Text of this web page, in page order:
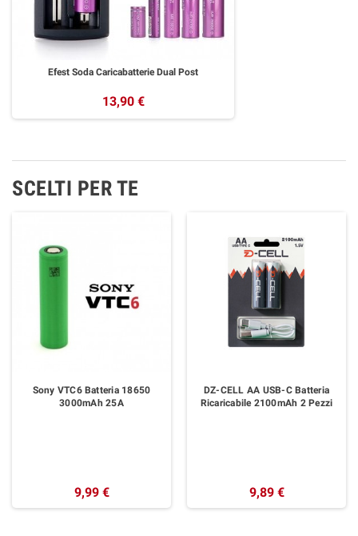
Efest Soda Caricabatterie Dual Post
13,90 €
SCELTI PER TE
Sony VTC6 Batteria 18650
3000mAh 25A
9,99 €
DZ-CELL AA USB-C Batteria
Ricaricabile 2100mAh 2 Pezzi
9,89 €